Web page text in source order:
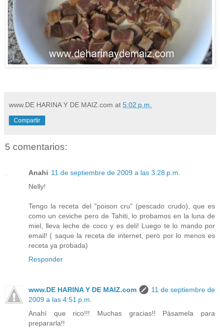
www.DE HARINA Y DE MAIZ.com at 5:02 p.m.
Compartir
5 comentarios:
Anahi 11 de septiembre de 2009 a las 3:28 p.m.
Nelly!
Tengo la receta del "poison cru" (pescado crudo), que es
como un ceviche pero de Tahiti, lo probamos en la luna de
miel, lleva leche de coco y es deli! Luego te lo mando por
email! ( saque la receta de internet, pero por lo menos es
receta ya probada)
Responder
www.DE HARINA Y DE MAIZ.com
11 de septiembre de
2009 a las 4:51 p.m.
Anahí que rico!!! Muchas gracias!! Pásamela para
prepararla!!